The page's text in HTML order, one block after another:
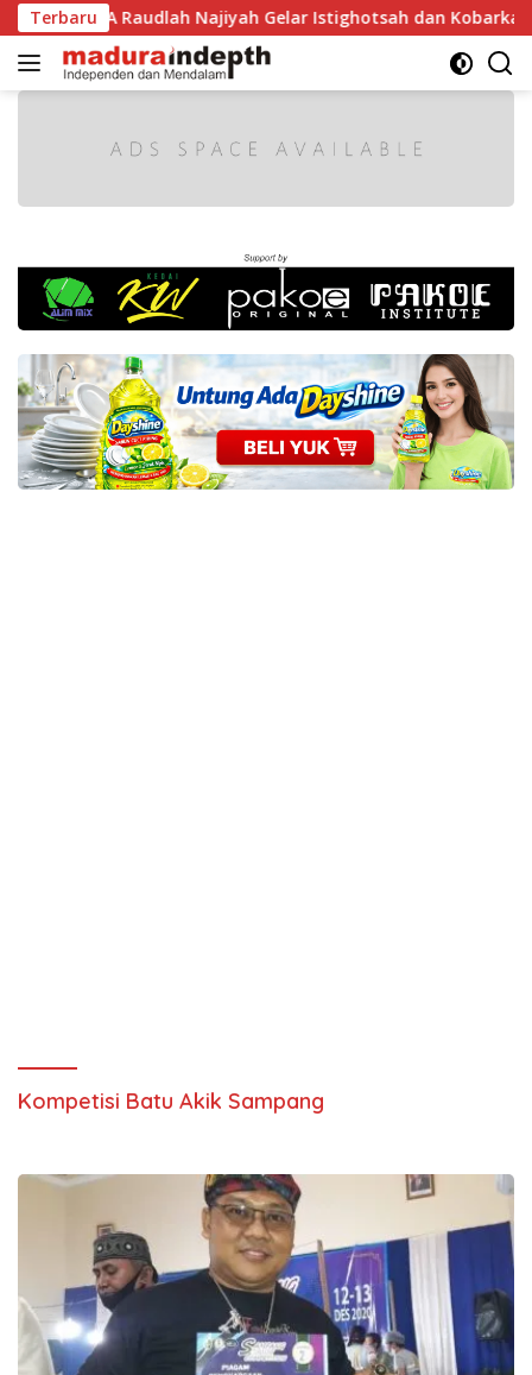
Langsung
ke
konten
Terbaru
RI, MA Raudlah Najiyah Gelar Istighotsah dan Kobarkan
Kompetisi Batu Akik Sampang